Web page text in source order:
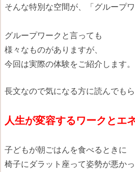
そんな特別な空間が、「グループワ
グループワークと言っても
様々なものがありますが、
今回は実際の体験をご紹介します。
長文なので気になる方に読んでもら
人生が変容するワークとエ
子どもが朝ごはんを食べるときに
椅子にダラット座って姿勢が悪か